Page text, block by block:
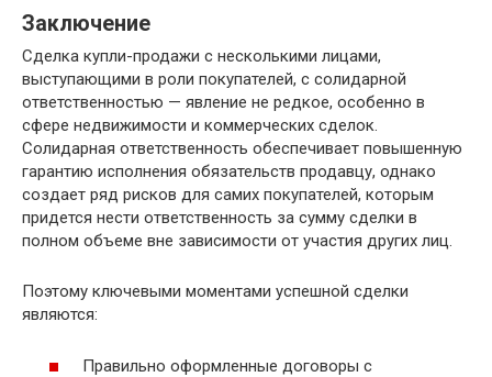
Заключение
Сделка купли-продажи с несколькими лицами,
выступающими в роли покупателей, с солидарной
ответственностью — явление не редкое, особенно в
сфере недвижимости и коммерческих сделок.
Солидарная ответственность обеспечивает повышенную
гарантию исполнения обязательств продавцу, однако
создает ряд рисков для самих покупателей, которым
придется нести ответственность за сумму сделки в
полном объеме вне зависимости от участия других лиц.
Поэтому ключевыми моментами успешной сделки
являются:
Правильно оформленные договоры с